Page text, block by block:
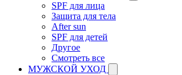
SPF для лица
Защита для тела
After sun
SPF для детей
Другое
Смотреть все
МУЖСКОЙ УХОД